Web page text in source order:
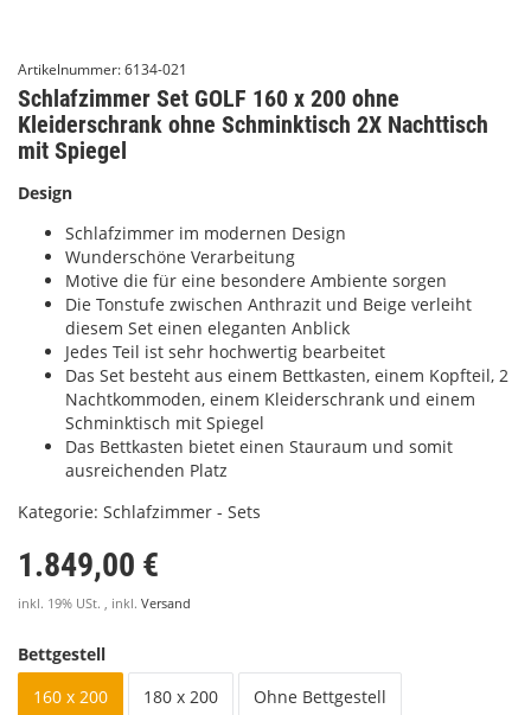
Artikelnummer:6134-021
Schlafzimmer Set GOLF 160 x 200 ohne
Kleiderschrank ohne Schminktisch 2X Nachttisch
mit Spiegel
Design
Schlafzimmer im modernen Design
Wunderschöne Verarbeitung
Motive die für eine besondere Ambiente sorgen
Die Tonstufe zwischen Anthrazit und Beige verleiht
diesem Set einen eleganten Anblick
Jedes Teil ist sehr hochwertig bearbeitet
Das Set besteht aus einem Bettkasten, einem Kopfteil, 2
Nachtkommoden, einem Kleiderschrank und einem
Schminktisch mit Spiegel
Das Bettkasten bietet einen Stauraum und somit
ausreichenden Platz
Kategorie: Schlafzimmer - Sets
1.849,00 €
inkl. 19% USt. , inkl. Versand
Bettgestell
160 x 200
180 x 200 Ohne Bettgestell